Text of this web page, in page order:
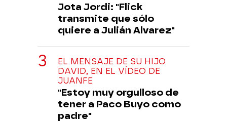
Jota Jordi: "Flick
transmite que sólo
quiere a Julián Alvarez"
EL MENSAJE DE SU HIJO
DAVID, EN EL VÍDEO DE
JUANFE
"Estoy muy orgulloso de
tener a Paco Buyo como
padre"